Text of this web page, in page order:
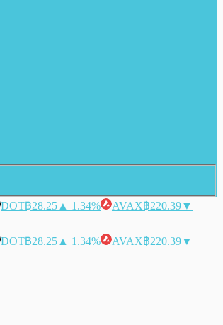
DOT฿28.25 ▲ 1.34% AVAX฿220.39▼
DOT฿28.25 ▲ 1.34% AVAX฿220.39▼